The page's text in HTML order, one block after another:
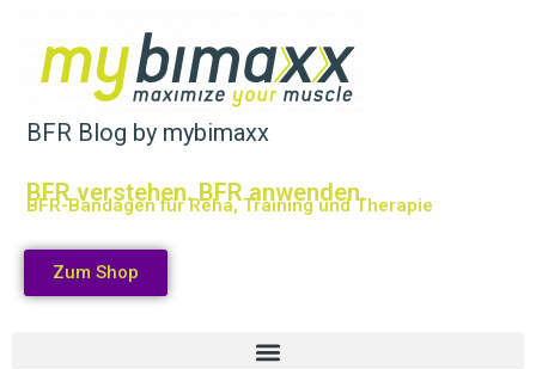
BFR Blog by mybimaxx
BFR verstehen. BFR anwenden.
BFR-Bandagen für Reha, Training und Therapie
Zum Shop